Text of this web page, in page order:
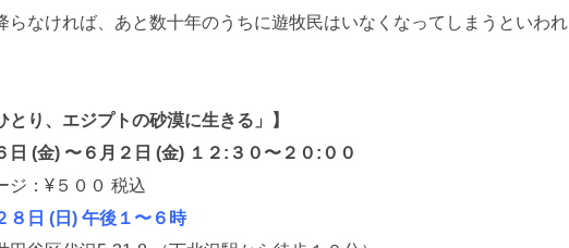
らなければ、あと数十年のうちに遊牧民はいなくなってしまうといわれ
とり、エジプトの砂漠に生きる」】
日 (金) 〜６月２日 (金) １２:３０〜２０:００
ジ：¥５００ 税込
８日 (日) 午後１〜６時